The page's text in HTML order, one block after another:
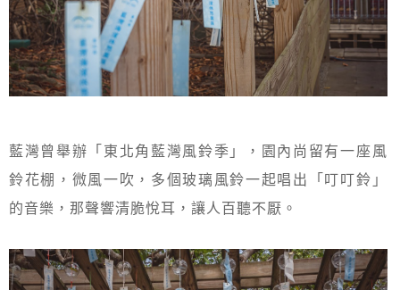
藍灣曾舉辦「東北角藍灣風鈴季」，園內尚留有一座風
鈴花棚，微風一吹，多個玻璃風鈴一起唱出「叮叮鈴」
的音樂，那聲響清脆悅耳，讓人百聽不厭。